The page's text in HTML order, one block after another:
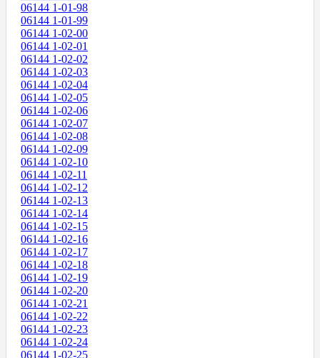
06144 1-01-98
06144 1-01-99
06144 1-02-00
06144 1-02-01
06144 1-02-02
06144 1-02-03
06144 1-02-04
06144 1-02-05
06144 1-02-06
06144 1-02-07
06144 1-02-08
06144 1-02-09
06144 1-02-10
06144 1-02-11
06144 1-02-12
06144 1-02-13
06144 1-02-14
06144 1-02-15
06144 1-02-16
06144 1-02-17
06144 1-02-18
06144 1-02-19
06144 1-02-20
06144 1-02-21
06144 1-02-22
06144 1-02-23
06144 1-02-24
06144 1-02-25